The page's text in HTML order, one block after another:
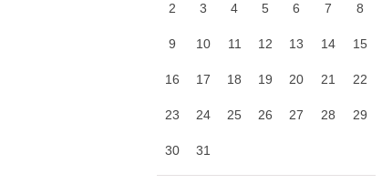
2 3 4 5 6 7 8
9 10 11 12 13 14 15
16 17 18 19 20 21 22
23 24 25 26 27 28 29
30 31